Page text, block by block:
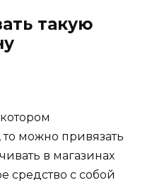
такую
то можно привязать
в магазинах
средство с собой